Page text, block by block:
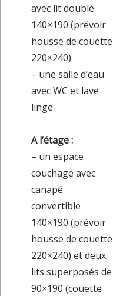
avec lit double
140×190 (prévoir
housse de couette
220×240)
– une salle d’eau
avec WC et lave
linge
A l’étage :
– un espace
couchage avec
canapé
convertible
140×190 (prévoir
housse de couette
220×240) et deux
lits superposés de
90×190 (couette